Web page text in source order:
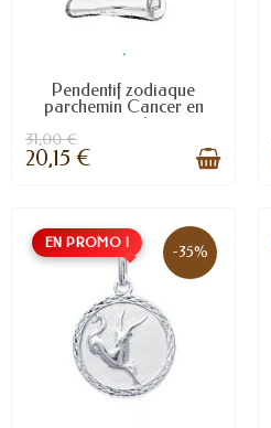
.
Pendentif zodiaque
parchemin Cancer en
argent
31,00 €
20,15 €
EN PROMO ! -35%